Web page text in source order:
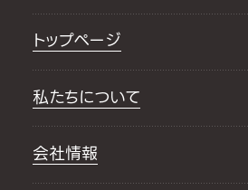
トップページ
私たちについて
会社情報